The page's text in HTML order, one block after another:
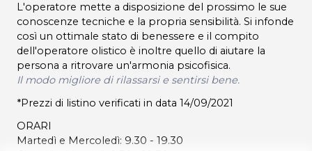
L'operatore mette a disposizione del prossimo le sue
conoscenze tecniche e la propria sensibilità. Si infonde
così un ottimale stato di benessere e il compito
dell'operatore olistico è inoltre quello di aiutare la
persona a ritrovare un'armonia psicofisica.
Il modo migliore di rilassarsi e sentirsi bene.
*Prezzi di listino verificati in data 14/09/2021
ORARI
Martedì e Mercoledì: 9.30 - 19.30